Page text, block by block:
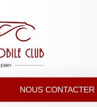
NOUS CONTACTER